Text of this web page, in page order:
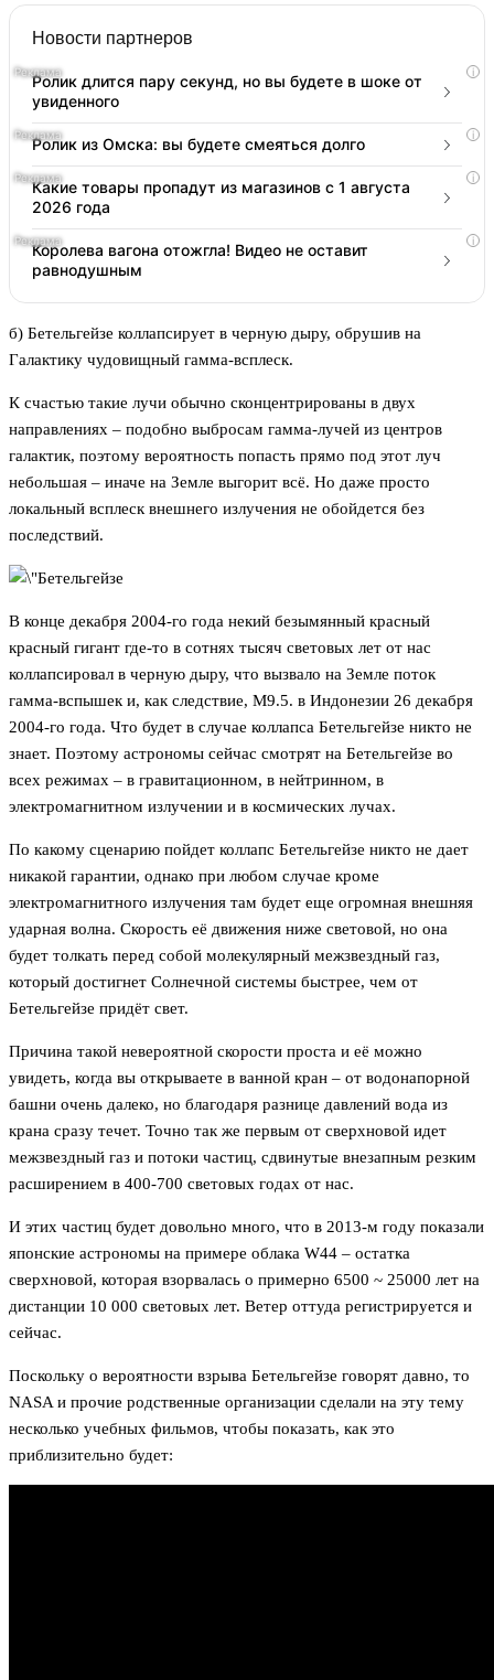
Новости партнеров
i
Ролик длится пару секунд, но вы будете в шоке от
увиденного
i
Ролик из Омска: вы будете смеяться долго
i
Какие товары пропадут из магазинов с 1 августа
2026 года
i
Королева вагона отожгла! Видео не оставит
равнодушным
б) Бетельгейзе коллапсирует в черную дыру, обрушив на
Галактику чудовищный гамма-всплеск.
К счастью такие лучи обычно сконцентрированы в двух
направлениях – подобно выбросам гамма-лучей из центров
галактик, поэтому вероятность попасть прямо под этот луч
небольшая – иначе на Земле выгорит всё. Но даже просто
локальный всплеск внешнего излучения не обойдется без
последствий.
В конце декабря 2004-го года некий безымянный красный
красный гигант где-то в сотнях тысяч световых лет от нас
коллапсировал в черную дыру, что вызвало на Земле поток
гамма-вспышек и, как следствие, М9.5. в Индонезии 26 декабря
2004-го года. Что будет в случае коллапса Бетельгейзе никто не
знает. Поэтому астрономы сейчас смотрят на Бетельгейзе во
всех режимах – в гравитационном, в нейтринном, в
электромагнитном излучении и в космических лучах.
По какому сценарию пойдет коллапс Бетельгейзе никто не дает
никакой гарантии, однако при любом случае кроме
электромагнитного излучения там будет еще огромная внешняя
ударная волна. Скорость её движения ниже световой, но она
будет толкать перед собой молекулярный межзвездный газ,
который достигнет Солнечной системы быстрее, чем от
Бетельгейзе придёт свет.
Причина такой невероятной скорости проста и её можно
увидеть, когда вы открываете в ванной кран – от водонапорной
башни очень далеко, но благодаря разнице давлений вода из
крана сразу течет. Точно так же первым от сверхновой идет
межзвездный газ и потоки частиц, сдвинутые внезапным резким
расширением в 400-700 световых годах от нас.
И этих частиц будет довольно много, что в 2013-м году показали
японские астрономы на примере облака W44 – остатка
сверхновой, которая взорвалась о примерно 6500 ~ 25000 лет на
дистанции 10 000 световых лет. Ветер оттуда регистрируется и
сейчас.
Поскольку о вероятности взрыва Бетельгейзе говорят давно, то
NASA и прочие родственные организации сделали на эту тему
несколько учебных фильмов, чтобы показать, как это
приблизительно будет: